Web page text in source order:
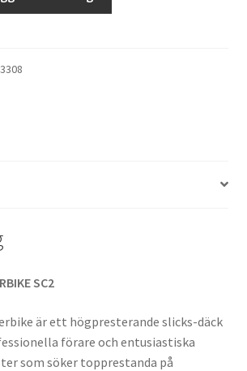
SC2
är ett högpresterande slicks-däck
förare och entusiastiska
som söker topprestanda på